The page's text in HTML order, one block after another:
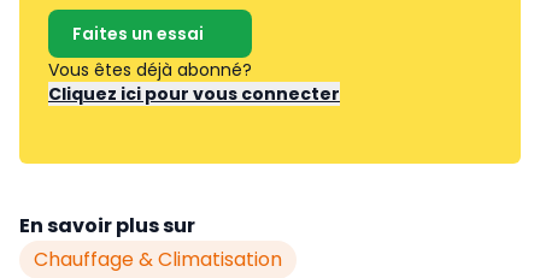
Faites un essai
Vous êtes déjà abonné?
Cliquez ici pour vous connecter
En savoir plus sur
Chauffage & Climatisation